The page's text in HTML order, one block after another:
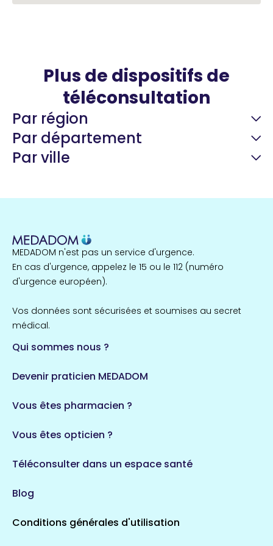
Plus de dispositifs de
téléconsultation
Par région
Île-de-France
857 espaces de santé
124 espaces de santé
Auvergne-Rhône-Alpes
720 espaces de santé
Par département
Côtes-d'Armor
Maine-et-Loire
Loiret
Par ville
1 espaces de santé
1 espaces de santé
MEDADOM n'est pas un service d'urgence.
En cas d'urgence, appelez le 15 ou le 112 (numéro
d'urgence européen).
Vos données sont sécurisées et soumises au secret
médical.
Qui sommes nous ?
Devenir praticien MEDADOM
Vous êtes pharmacien ?
Vous êtes opticien ?
Téléconsulter dans un espace santé
Blog
Conditions générales d'utilisation